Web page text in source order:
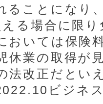
ることになり
る場合に限
おいては保険
休業の取得が
法改正だとい
ビジネ